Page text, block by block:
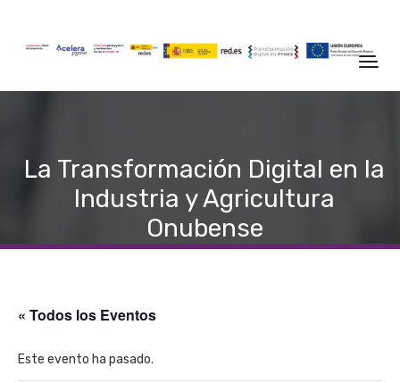
La Transformación Digital en la
Industria y Agricultura
Onubense
« Todos los Eventos
Este evento ha pasado.